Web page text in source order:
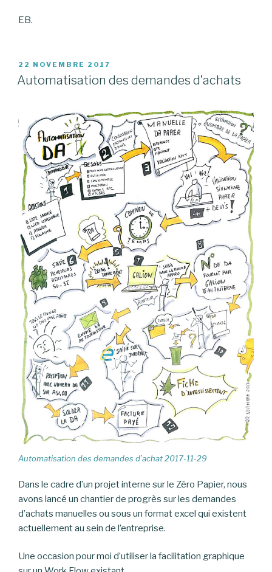
EB.
PUBLIÉ
LE
22 NOVEMBRE 2017
Automatisation des demandes d’achats
Automatisation des demandes d’achat 2017-11-29
Dans le cadre d’un projet interne sur le Zéro Papier, nous
avons lancé un chantier de progrès sur les demandes
d’achats manuelles ou sous un format excel qui existent
actuellement au sein de l’entreprise.
Une occasion pour moi d’utiliser la facilitation graphique